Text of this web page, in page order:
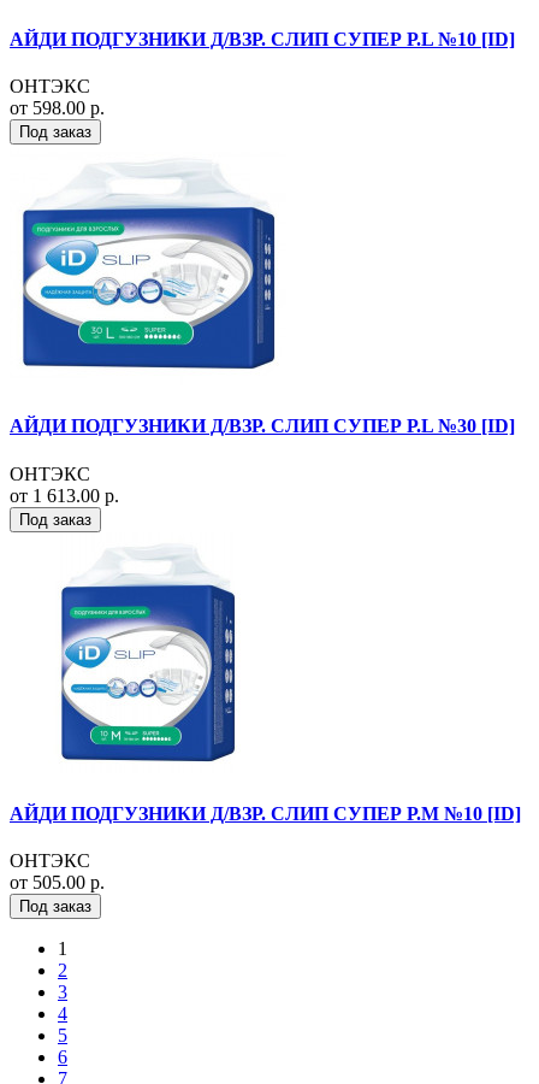
АЙДИ ПОДГУЗНИКИ Д/ВЗР. СЛИП СУПЕР Р.L №10 [ID]
ОНТЭКС
от 598.00 р.
Под заказ
АЙДИ ПОДГУЗНИКИ Д/ВЗР. СЛИП СУПЕР Р.L №30 [ID]
ОНТЭКС
от 1 613.00 р.
Под заказ
АЙДИ ПОДГУЗНИКИ Д/ВЗР. СЛИП СУПЕР Р.M №10 [ID]
ОНТЭКС
от 505.00 р.
Под заказ
1
2
3
4
5
6
7